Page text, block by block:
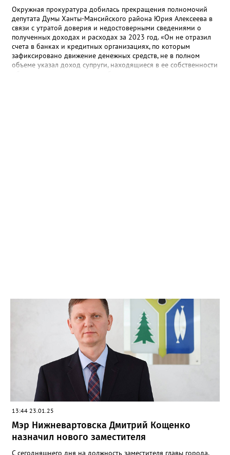
Окружная прокуратура добилась прекращения полномочий
депутата Думы Ханты-Мансийского района Юрия Алексеева в
связи с утратой доверия и недостоверными сведениями о
полученных доходах и расходах за 2023 год. «Он не отразил
счета в банках и кредитных организациях, по которым
зафиксировано движение денежных средств, не в полном
объеме указал доход супруги, находящиеся в ее собственности
13:44 23.01.25
Мэр Нижневартовска Дмитрий Кощенко
назначил нового заместителя